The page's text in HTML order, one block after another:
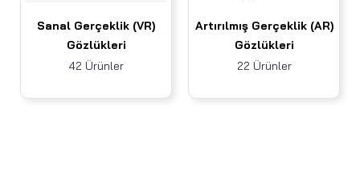
Sanal Gerçeklik (VR)
Gözlükleri
42 Ürünler
Artırılmış Gerçeklik (AR)
Gözlükleri
22 Ürünler